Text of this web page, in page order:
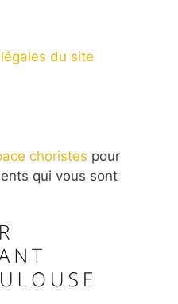
du site
choristes pour
qui vous sont